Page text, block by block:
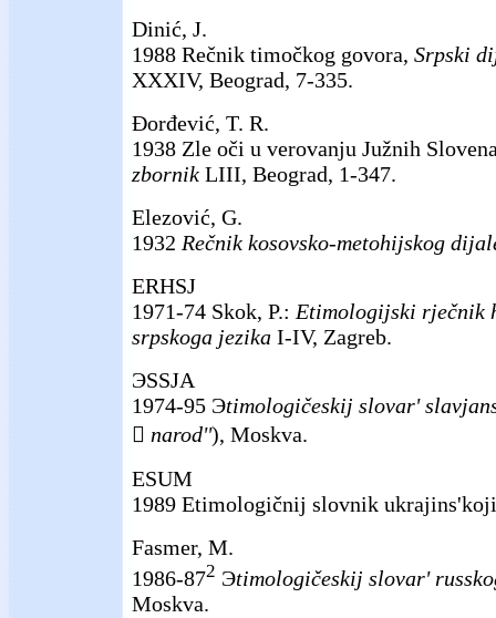
Dinić, J.
1988 Rečnik timočkog govora, Srpski
XXXIV, Beograd, 7-335.
Đorđević, T. R.
1938 Zle oči u verovanju Južnih
zbornik LIII, Beograd, 1-347.
Elezović, G.
1932 Rečnik kosovsko-metohijskog
ERHSJ
1971-74 Skok, P.:Etimologijski rječnik
srpskoga jezika I-IV, Zagreb.
ЭSSJA
1974-95 Эtimologičeskij slovar'
 narod''), Moskva.
ESUM
1989 Etimologičnij slovnik
Fasmer, M.
1986-872 Эtimologičeskij slovar'
Moskva.